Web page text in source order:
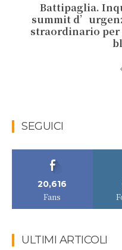
Battipaglia.
summit
straordinario
SEGUICI
20,616
Fans
ULTIMI ARTICOLI